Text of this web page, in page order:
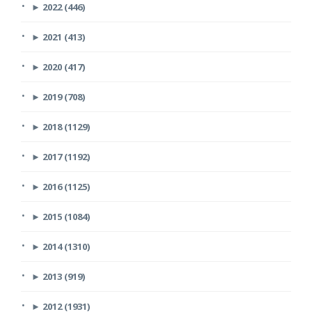
► 2022 (446)
► 2021 (413)
► 2020 (417)
► 2019 (708)
► 2018 (1129)
► 2017 (1192)
► 2016 (1125)
► 2015 (1084)
► 2014 (1310)
► 2013 (919)
► 2012 (1931)